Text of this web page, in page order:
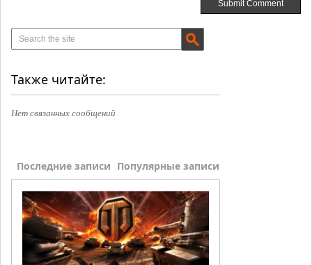
Также читайте:
Нет связанных сообщений
Последние записи Популярные записи